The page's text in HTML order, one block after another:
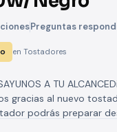
Preguntas
en Tostadores
A TU
gracias al nuevo
podrás preparar